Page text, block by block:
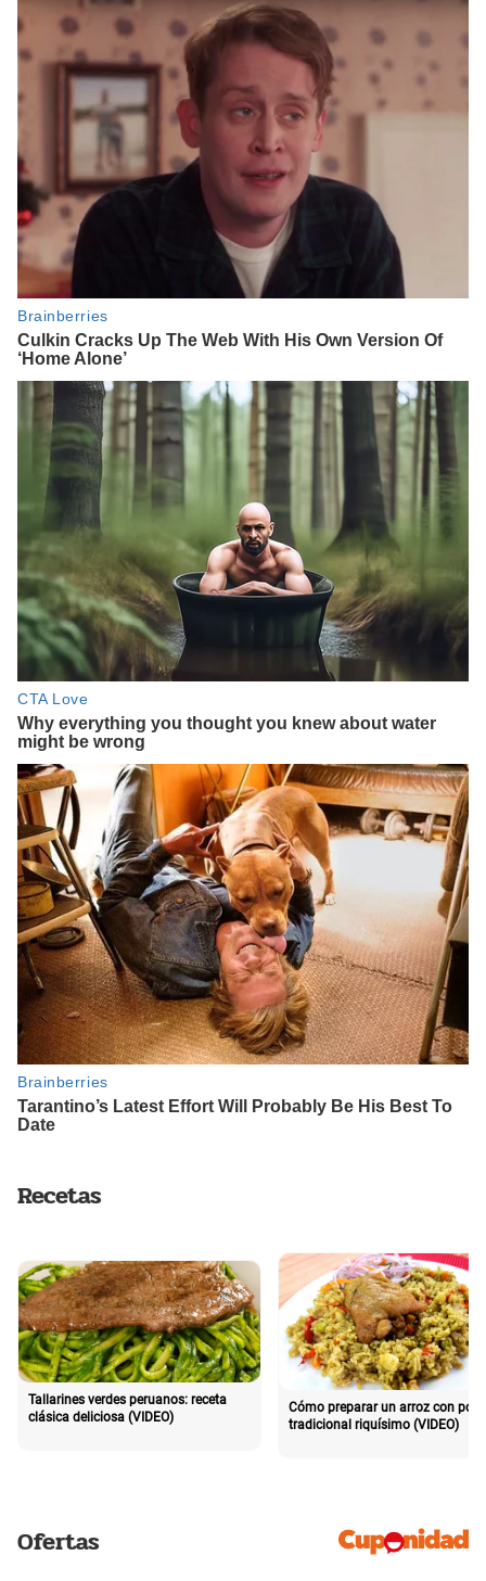
Recetas
Tallarines verdes peruanos: receta
clásica deliciosa (VIDEO)
Cómo preparar un arroz con pollo
tradicional riquísimo (VIDEO)
Ofertas